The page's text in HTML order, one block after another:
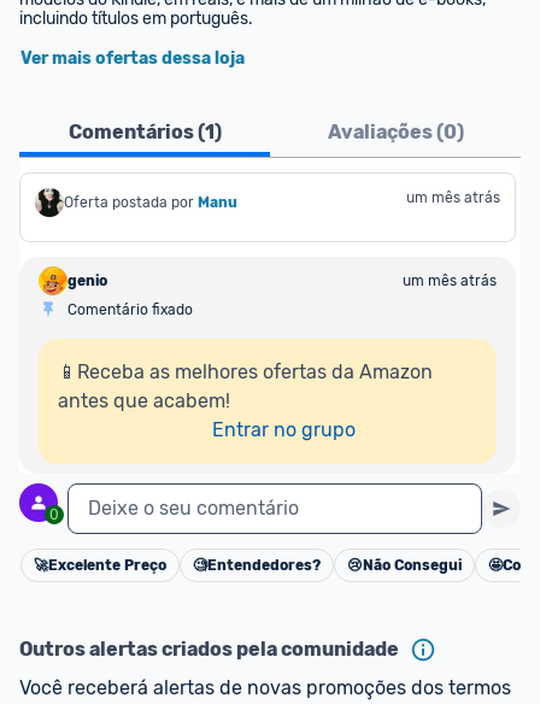
incluindo títulos em português.
Ver mais ofertas dessa loja
Comentários (1) Avaliações (0)
Oferta postada por Manu um mês atrás
genio
um mês atrás
Comentário fixado
📱Receba as melhores ofertas da Amazon
antes que acabem!
Entrar no grupo
0 Deixe o seu comentário
Cancelar
🚀Excelente Preço 🧐Entendedores? 😢 Não Consegui 🤩
Outros alertas criados pela comunidade
Você receberá alertas de novas promoções dos termos